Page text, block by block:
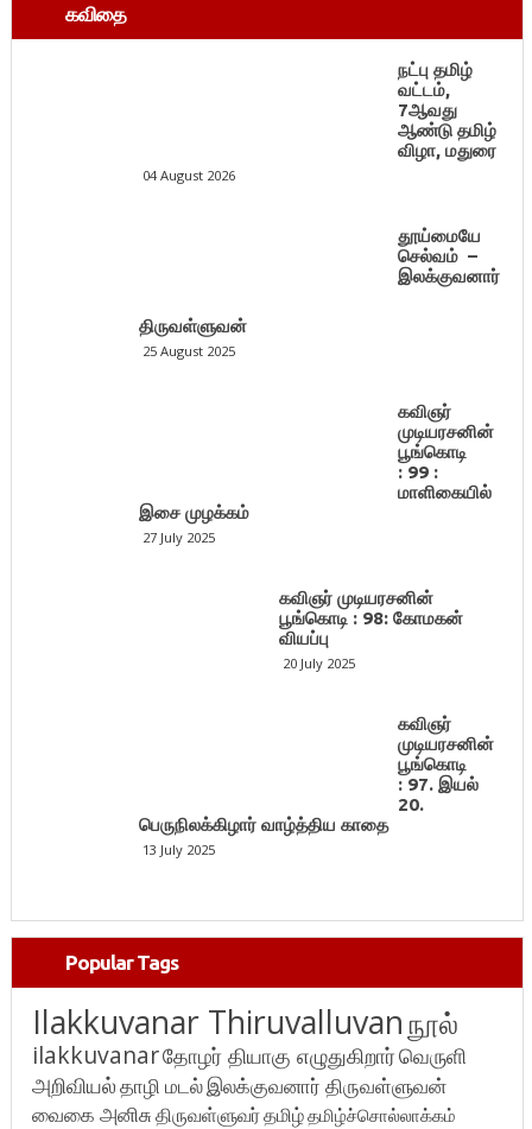
கவிதை
நட்பு தமிழ்
வட்டம்,
7ஆவது
ஆண்டு தமிழ்
விழா, மதுரை
04 August 2026
தூய்மையே
செல்வம் –
இலக்குவனார்
திருவள்ளுவன்
25 August 2025
கவிஞர்
முடியரசனின்
பூங்கொடி
: 99 :
மாளிகையில்
இசை முழக்கம்
27 July 2025
கவிஞர் முடியரசனின்
பூங்கொடி : 98: கோமகன்
வியப்பு
20 July 2025
கவிஞர்
முடியரசனின்
பூங்கொடி
: 97. இயல்
20.
பெருநிலக்கிழார் வாழ்த்திய காதை
13 July 2025
Popular Tags
Ilakkuvanar Thiruvalluvanநூல்
ilakkuvanarதோழர் தியாகு எழுதுகிறார்வெருளி
அறிவியல்தாழி மடல்இலக்குவனார் திருவள்ளுவன்
வைகை அனிசுதிருவள்ளுவர்தமிழ்தமிழ்ச்சொல்லாக்கம்